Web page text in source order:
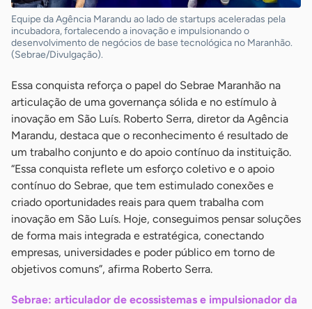
Equipe da Agência Marandu ao lado de startups aceleradas pela
incubadora, fortalecendo a inovação e impulsionando o
desenvolvimento de negócios de base tecnológica no Maranhão.
(Sebrae/Divulgação).
Essa conquista reforça o papel do Sebrae Maranhão na
articulação de uma governança sólida e no estímulo à
inovação em São Luís. Roberto Serra, diretor da Agência
Marandu, destaca que o reconhecimento é resultado de
um trabalho conjunto e do apoio contínuo da instituição.
“Essa conquista reflete um esforço coletivo e o apoio
contínuo do Sebrae, que tem estimulado conexões e
criado oportunidades reais para quem trabalha com
inovação em São Luís. Hoje, conseguimos pensar soluções
de forma mais integrada e estratégica, conectando
empresas, universidades e poder público em torno de
objetivos comuns”, afirma Roberto Serra.
Sebrae: articulador de ecossistemas e impulsionador da